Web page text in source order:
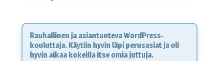
Rauhallinen ja asiantunteva WordPress-
kouluttaja. Käytiin hyvin läpi perusasiat ja oli
hyvin aikaa kokeilla itse omia juttuja.